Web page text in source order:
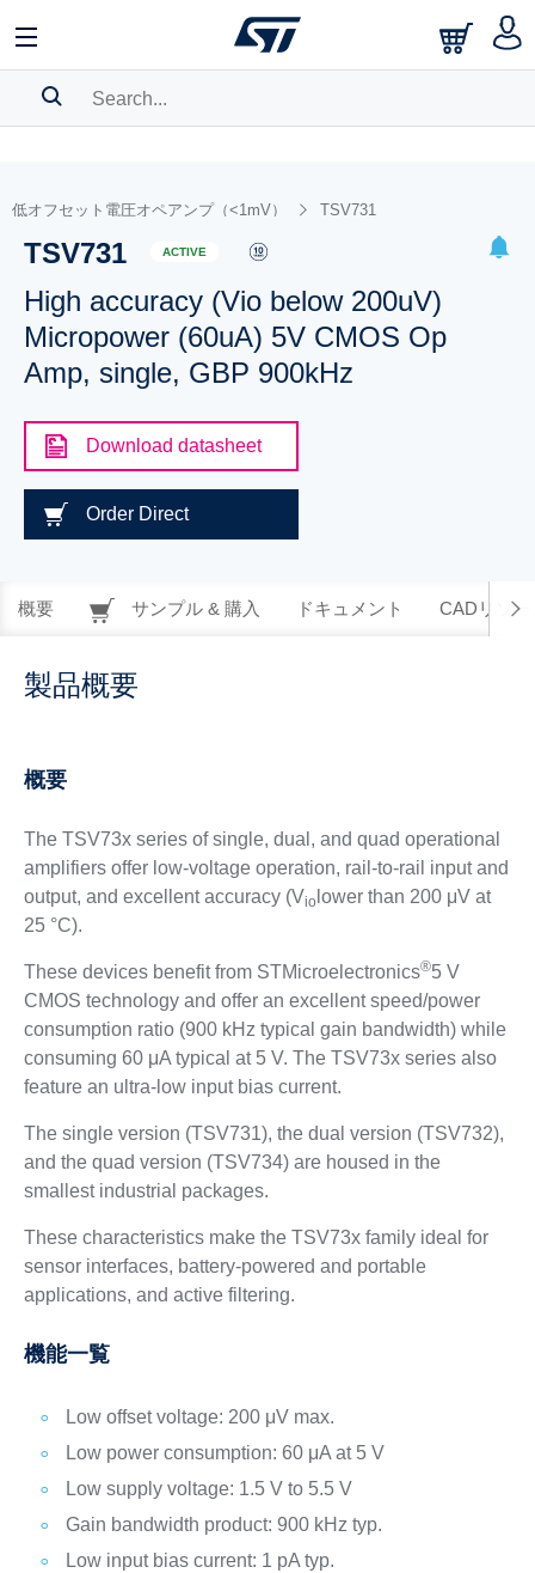
BOOKMARK
Pleaselog in to show your saved searches.
低オフセット電圧オペアンプ（<1mV） TSV731
TSV731 ACTIVE
High accuracy (Vio below 200uV)
Micropower (60uA) 5V CMOS Op
Amp, single, GBP 900kHz
Download datasheet
Order Direct
概要 サンプル & 購入 ドキュメント CADリソー
製品概要
概要
The TSV73x series of single, dual, and quad operational
amplifiers offer low-voltage operation, rail-to-rail input and
output, and excellent accuracy (Vio lower than 200 μV at
25 °C).
These devices benefit from STMicroelectronics®5 V
CMOS technology and offer an excellent speed/power
consumption ratio (900 kHz typical gain bandwidth) while
consuming 60 μA typical at 5 V. The TSV73x series also
feature an ultra-low input bias current.
The single version (TSV731), the dual version (TSV732),
and the quad version (TSV734) are housed in the
smallest industrial packages.
These characteristics make the TSV73x family ideal for
sensor interfaces, battery-powered and portable
applications, and active filtering.
機能一覧
Low offset voltage: 200 μV max.
Low power consumption: 60 μA at 5 V
Low supply voltage: 1.5 V to 5.5 V
Gain bandwidth product: 900 kHz typ.
Low input bias current: 1 pA typ.